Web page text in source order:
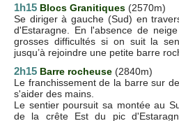
1h15 Blocs Granitiques (2570m)
Se diriger à gauche (Sud) en
d'Estaragne. En l'absence de
grosses difficultés si on suit la
jusqu’à rejoindre une petite barre
2h15 Barre rocheuse (2840m)
Le franchissement de la barre sur
s'aider des mains.
Le sentier poursuit sa montée au
de la crête Est du pic